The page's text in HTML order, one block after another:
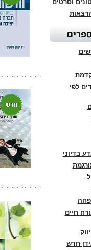
וסרטים
לפי
בדיוני
חיים
חדש